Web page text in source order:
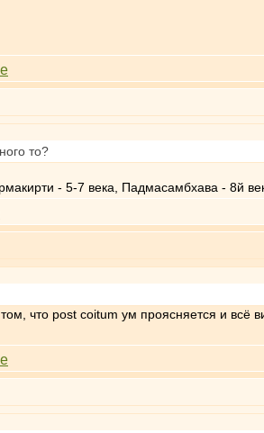
то?
- 5-7 века, Падмасамбхава - 8й
что post coitum ум проясняется и всё